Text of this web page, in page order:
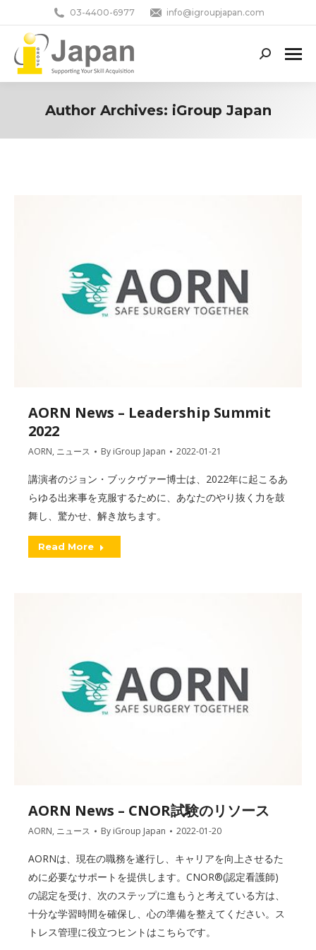
03-4400-6977 info@igroupjapan.com
Search:
Author Archives: iGroup Japan
AORN News – Leadership Summit
2022
AORN, ニュース By iGroup Japan 2022-01-21
講演者のジョン・ブックヴァー博士は、2022年に起こるあ
らゆる出来事を克服するために、あなたのやり抜く力を鼓
舞し、驚かせ、解き放ちます。
Read More
AORN News – CNOR試験のリソース
AORN, ニュース By iGroup Japan 2022-01-20
AORNは、現在の職務を遂行し、キャリアを向上させるた
めに必要なサポートを提供します。CNOR®(認定看護師)
の認定を受け、次のステップに進もうと考えている方は、
十分な学習時間を確保し、心の準備を整えてください。ス
トレス管理に役立つヒントはこちらです。